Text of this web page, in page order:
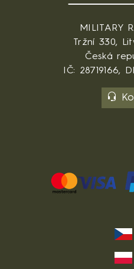
MILITARY
Tržní 330,
Česká
IČ: 28719166,